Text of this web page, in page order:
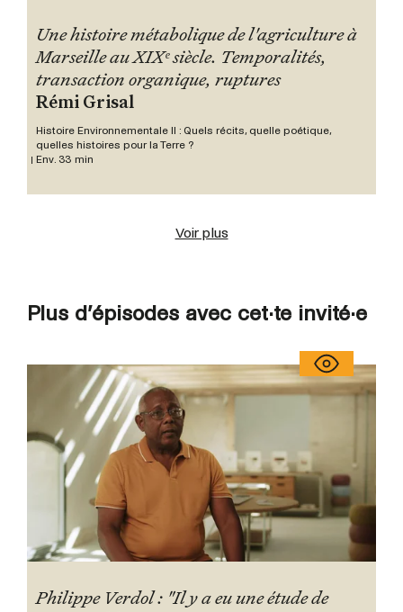
Une histoire métabolique de l'agriculture à
Marseille au XIXᵉ siècle. Temporalités,
transaction organique, ruptures
Rémi Grisal
Histoire Environnementale II : Quels récits, quelle poétique,
quelles histoires pour la Terre ?
Env. 33 min
Voir plus
Plus d’épisodes avec cet·te invité·e
Philippe Verdol : "Il y a eu une étude de